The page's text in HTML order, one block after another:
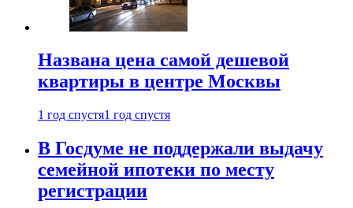
Названа цена самой дешевой
квартиры в центре Москвы
1 год спустя1 год спустя
В Госдуме не поддержали выдачу
семейной ипотеки по месту
регистрации